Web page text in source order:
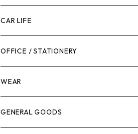
工具箱
作業台
脚立
ケミカル
日用品
ボディケア
ガーデンツール
ガーデンチェア
キャビネット・ツールハンガー
冬季用品
スツール
バンジーバンド
ストレージボックス
クーラーボックス
CAR LIFE
メンテナンスグッズ
車内グッズ
車外グッズ
OFFICE / STATIONERY
WEAR
トップス
GENERAL GOODS